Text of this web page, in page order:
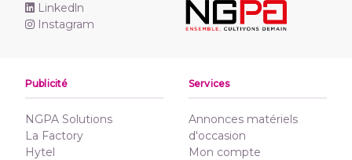
Linkedln
Instagram
Publicité
NGPA Solutions
La Factory
Hytel
Services
Annonces matériels
d'occasion
Mon compte